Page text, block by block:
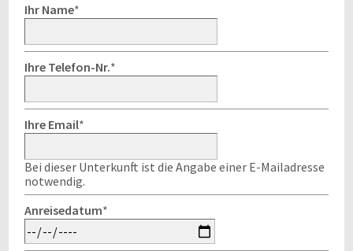
Ihr Name*
Ihre Telefon-Nr.*
Ihre Email*
Bei dieser Unterkunft ist die Angabe einer E-Mailadresse
notwendig.
Anreisedatum*